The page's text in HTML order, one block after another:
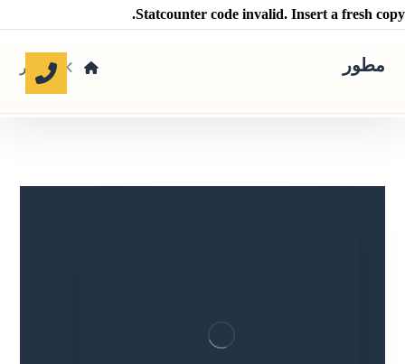
Statcounter code invalid. Insert a fresh copy.
مطور مطور